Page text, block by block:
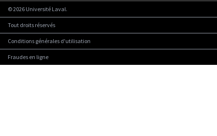
©2026 Université Laval.
Tout droits réservés
Conditions générales d'utilisation
Fraudes en ligne